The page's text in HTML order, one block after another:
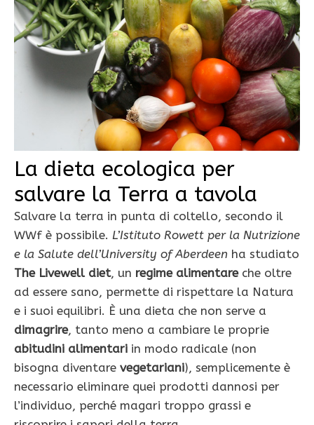
La dieta ecologica per
salvare la Terra a tavola
Salvare la terra in punta di coltello, secondo il
WWf è possibile. L’Istituto Rowett per la Nutrizione
e la Salute dell’University of Aberdeen ha studiato
The Livewell diet, un regime alimentareche oltre
ad essere sano, permette di rispettare la Natura
e i suoi equilibri. È una dieta che non serve a
dimagrire, tanto meno a cambiare le proprie
abitudini alimentari in modo radicale (non
bisogna diventare vegetariani), semplicemente è
necessario eliminare quei prodotti dannosi per
l’individuo, perché magari troppo grassi e